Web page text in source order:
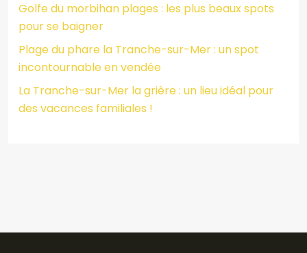
Golfe du morbihan plages : les plus beaux spots
pour se baigner
Plage du phare la Tranche-sur-Mer : un spot
incontournable en vendée
La Tranche-sur-Mer la grière : un lieu idéal pour
des vacances familiales !